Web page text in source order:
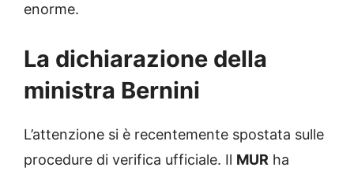
enorme.
La dichiarazione della
ministra Bernini
L’attenzione si è recentemente spostata sulle
procedure di verifica ufficiale. Il MUR ha